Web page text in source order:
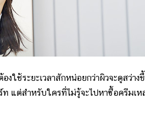
งใช้ระยะเวลาสักหน่อยกว่าผิวจะดูสว่าง
แต่สำหรับใครที่ไม่รู้จะไปหาซื้อครีมเห